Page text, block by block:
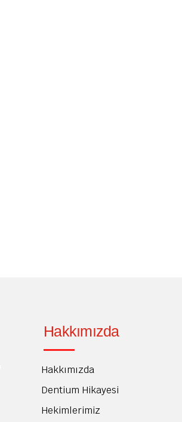
Hakkımızda
Hakkımızda
Dentium Hikayesi
Hekimlerimiz